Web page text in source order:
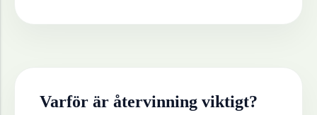
Varför är återvinning viktigt?